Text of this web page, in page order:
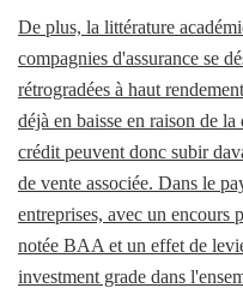
De plus, la littérature
compagnies d'assurance se
rétrogradées à haut
déjà en baisse en raison de
crédit peuvent donc subir
de vente associée. Dans le
entreprises, avec un encours
notée BAA et un effet de
investment grade dans